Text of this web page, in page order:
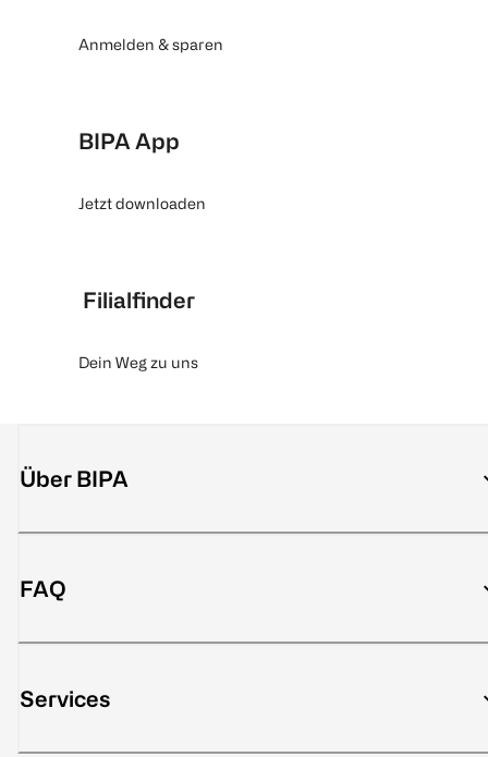
Anmelden & sparen
BIPA App
Jetzt downloaden
Filialfinder
Dein Weg zu uns
Über BIPA
FAQ
Services